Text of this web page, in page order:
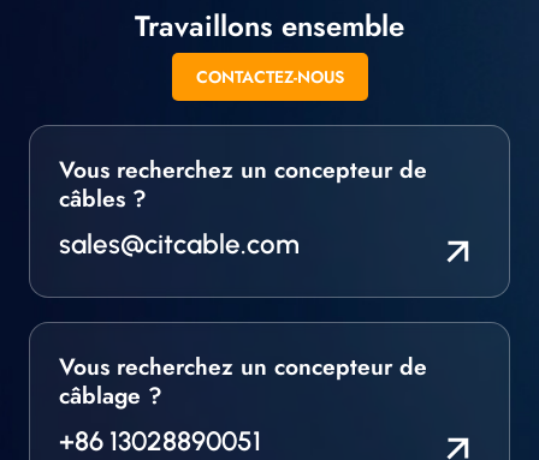
Travaillons ensemble
CONTACTEZ-NOUS
Vous recherchez un concepteur de
câbles ?
sales@citcable.com
Vous recherchez un concepteur de
câblage ?
+86 13028890051